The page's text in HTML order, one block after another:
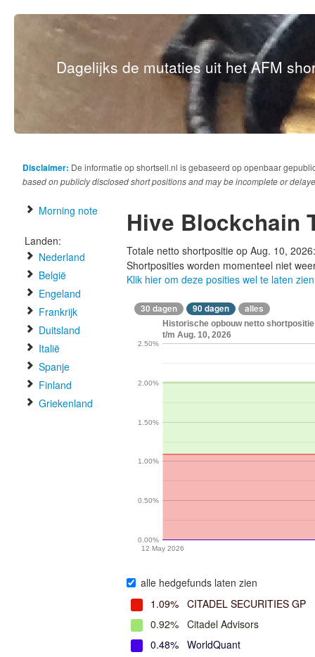
Dagelijks de mutaties uit het AFM
Disclaimer: De informatie op shortsell.nl is gebaseerd op openbaar
based on publicly disclosed short positions and may be incomplete or
Morning note
Landen:
Nederland
België
Engeland
Frankrijk
Duitsland
Italië
Spanje
Finland
Griekenland
Hive Blockchain
Totale netto shortpositie op Aug. 10,
Shortposities worden momenteel niet
Klik hier om deze posities wel te laten zien
30 dagen 90 dagen alles
Historische opbouw netto
t/m Aug. 10, 2026
12 May 2026
0.00%
0.50%
1.00%
1.50%
2.00%
2.50%
alle hedgefunds laten zien
1.09% CITADEL SECURITIES GP
0.92% Citadel Advisors
0.48% WorldQuant